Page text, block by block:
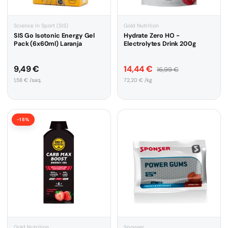
Science In Sport (SIS)
SIS Go Isotonic Energy Gel
Pack (6x60ml) Laranja
Preço normal
9,49 €
Preço unitário
1,58 € /saq.
Gold Nutrition
Hydrate Zero HO -
Electrolytes Drink 200g
Preço de venda
14,44 € Preço normal
16,99 €
Preço unitário
72,20 € /kg
-15%